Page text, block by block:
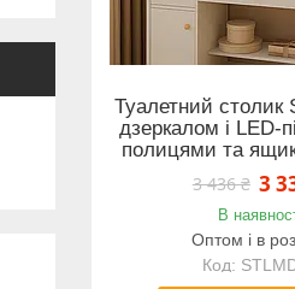
Туалетний столик
дзеркалом і LED-
полицями та
3 436 ₴ 3
В
Оптом і в